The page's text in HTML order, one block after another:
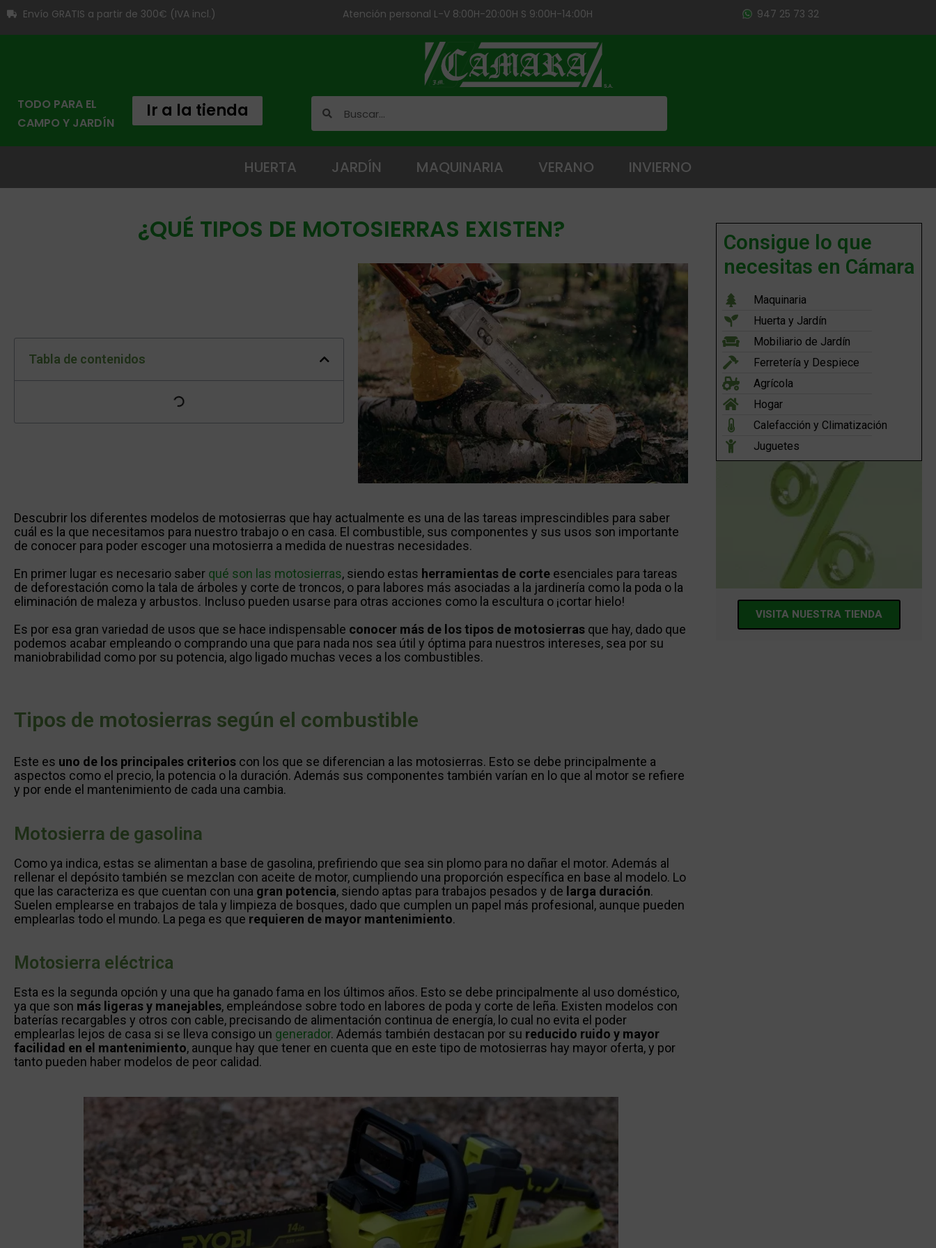
Envío GRATIS a partir de 300€ (IVA incl.) Atención personal L-V 8:00H-20:00H S 9:00H-14:00H 947 25 73 32
TODO PARA EL
CAMPO Y JARDÍN
Ir a la tienda
HUERTA JARDÍN MAQUINARIA VERANO INVIERNO
¿QUÉ TIPOS DE MOTOSIERRAS EXISTEN?
Tabla de contenidos
Descubrir los diferentes modelos de motosierras que hay actualmente es una de las tareas imprescindibles para saber
cuál es la que necesitamos para nuestro trabajo o en casa. El combustible, sus componentes y sus usos son importante
de conocer para poder escoger una motosierra a medida de nuestras necesidades.
En primer lugar es necesario saber qué son las motosierras, siendo estas herramientas de corte esenciales para tareas
de deforestación como la tala de árboles y corte de troncos, o para labores más asociadas a la jardinería como la poda o la
eliminación de maleza y arbustos. Incluso pueden usarse para otras acciones como la escultura o ¡cortar hielo!
Es por esa gran variedad de usos que se hace indispensable conocer más de los tipos de motosierras que hay, dado que
podemos acabar empleando o comprando una que para nada nos sea útil y óptima para nuestros intereses, sea por su
maniobrabilidad como por su potencia, algo ligado muchas veces a los combustibles.
Tipos de motosierras según el combustible
Este es uno de los principales criterios con los que se diferencian a las motosierras. Esto se debe principalmente a
aspectos como el precio, la potencia o la duración. Además sus componentes también varían en lo que al motor se refiere
y por ende el mantenimiento de cada una cambia.
Motosierra de gasolina
Como ya indica, estas se alimentan a base de gasolina, prefiriendo que sea sin plomo para no dañar el motor. Además al
rellenar el depósito también se mezclan con aceite de motor, cumpliendo una proporción específica en base al modelo. Lo
que las caracteriza es que cuentan con una gran potencia, siendo aptas para trabajos pesados y de larga duración.
Suelen emplearse en trabajos de tala y limpieza de bosques, dado que cumplen un papel más profesional, aunque pueden
emplearlas todo el mundo. La pega es que requieren de mayor mantenimiento.
Motosierra eléctrica
Esta es la segunda opción y una que ha ganado fama en los últimos años. Esto se debe principalmente al uso doméstico,
ya que son más ligeras y manejables, empleándose sobre todo en labores de poda y corte de leña. Existen modelos con
baterías recargables y otros con cable, precisando de alimentación continua de energía, lo cual no evita el poder
emplearlas lejos de casa si se lleva consigo un generador. Además también destacan por su reducido ruido y mayor
facilidad en el mantenimiento, aunque hay que tener en cuenta que en este tipo de motosierras hay mayor oferta, y por
tanto pueden haber modelos de peor calidad.
Consigue lo que
necesitas en Cámara
Maquinaria
Huerta y Jardín
Mobiliario de Jardín
Ferretería y Despiece
Agrícola
Hogar
Calefacción y Climatización
Juguetes
VISITA NUESTRA TIENDA